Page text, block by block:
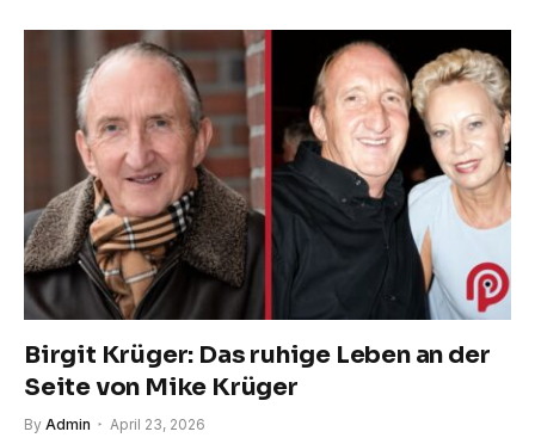
Birgit Krüger: Das ruhige Leben an der
Seite von Mike Krüger
By Admin April 23, 2026